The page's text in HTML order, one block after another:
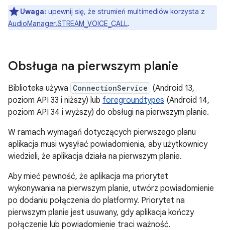
Uwaga: upewnij się, że strumień multimediów korzysta z
AudioManager.STREAM_VOICE_CALL.
Obsługa na pierwszym planie
Biblioteka używa ConnectionService (Android 13,
poziom API 33 i niższy) lub foregroundtypes (Android 14,
poziom API 34 i wyższy) do obsługi na pierwszym planie.
W ramach wymagań dotyczących pierwszego planu
aplikacja musi wysyłać powiadomienia, aby użytkownicy
wiedzieli, że aplikacja działa na pierwszym planie.
Aby mieć pewność, że aplikacja ma priorytet
wykonywania na pierwszym planie, utwórz powiadomienie
po dodaniu połączenia do platformy. Priorytet na
pierwszym planie jest usuwany, gdy aplikacja kończy
połączenie lub powiadomienie traci ważność.